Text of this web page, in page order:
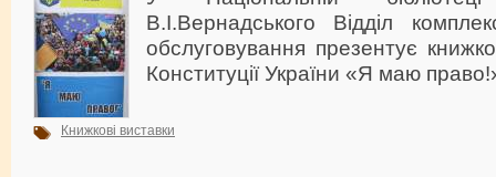
В.І.Вернадського Відділ
обслуговування презентує
Конституції України «Я маю
Книжкові виставки